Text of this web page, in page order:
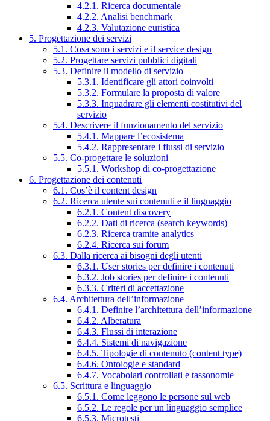
4.2.1. Ricerca documentale
4.2.2. Analisi benchmark
4.2.3. Valutazione euristica
5. Progettazione dei servizi
5.1. Cosa sono i servizi e il service design
5.2. Progettare servizi pubblici digitali
5.3. Definire il modello di servizio
5.3.1. Identificare gli attori coinvolti
5.3.2. Formulare la proposta di valore
5.3.3. Inquadrare gli elementi costitutivi del
servizio
5.4. Descrivere il funzionamento del servizio
5.4.1. Mappare l’ecosistema
5.4.2. Rappresentare i flussi di servizio
5.5. Co-progettare le soluzioni
5.5.1. Workshop di co-progettazione
6. Progettazione dei contenuti
6.1. Cos’è il content design
6.2. Ricerca utente sui contenuti e il linguaggio
6.2.1. Content discovery
6.2.2. Dati di ricerca (search keywords)
6.2.3. Ricerca tramite analytics
6.2.4. Ricerca sui forum
6.3. Dalla ricerca ai bisogni degli utenti
6.3.1. User stories per definire i contenuti
6.3.2. Job stories per definire i contenuti
6.3.3. Criteri di accettazione
6.4. Architettura dell’informazione
6.4.1. Definire l’architettura dell’informazione
6.4.2. Alberatura
6.4.3. Flussi di interazione
6.4.4. Sistemi di navigazione
6.4.5. Tipologie di contenuto (content type)
6.4.6. Ontologie e standard
6.4.7. Vocabolari controllati e tassonomie
6.5. Scrittura e linguaggio
6.5.1. Come leggono le persone sul web
6.5.2. Le regole per un linguaggio semplice
6.5.3. Microtesti